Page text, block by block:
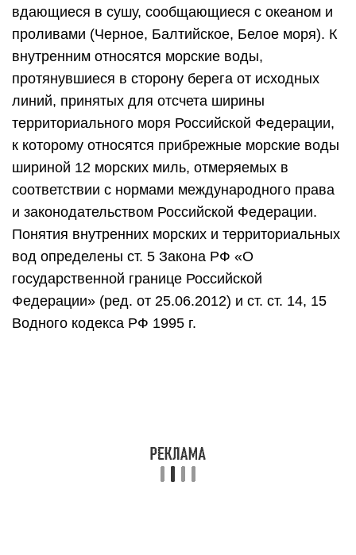
вдающиеся в сушу, сообщающиеся с океаном и
проливами (Черное, Балтийское, Белое моря). К
внутренним относятся морские воды,
протянувшиеся в сторону берега от исходных
линий, принятых для отсчета ширины
территориального моря Российской Федерации,
к которому относятся прибрежные морские воды
шириной 12 морских миль, отмеряемых в
соответствии с нормами международного права
и законодательством Российской Федерации.
Понятия внутренних морских и территориальных
вод определены ст. 5 Закона РФ «О
государственной границе Российской
Федерации» (ред. от 25.06.2012) и ст. ст. 14, 15
Водного кодекса РФ 1995 г.